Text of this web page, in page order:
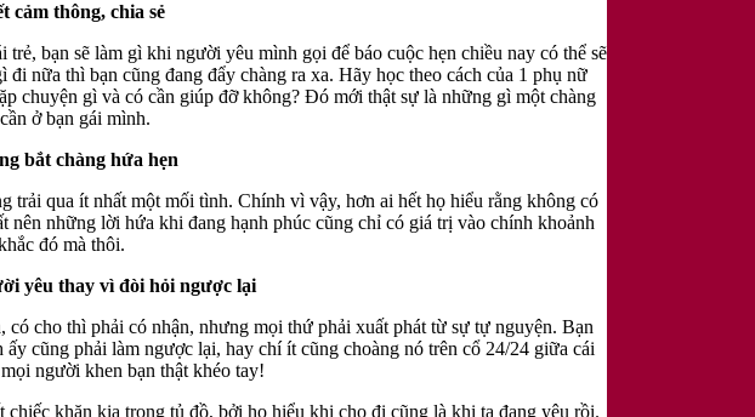
cảm thông, chia sẻ
bạn sẽ làm gì khi người yêu mình gọi để báo cuộc hẹn chiều nay có thể sẽ
nữa thì bạn cũng đang đẩy chàng ra xa. Hãy học theo cách của 1 phụ nữ
chuyện gì và có cần giúp đỡ không? Đó mới thật sự là những gì một chàng
ở bạn gái mình.
bắt chàng hứa hẹn
qua ít nhất một mối tình. Chính vì vậy, hơn ai hết họ hiểu rằng không có
những lời hứa khi đang hạnh phúc cũng chỉ có giá trị vào chính khoảnh
đó mà thôi.
yêu thay vì đòi hỏi ngược lại
cho thì phải có nhận, nhưng mọi thứ phải xuất phát từ sự tự nguyện. Bạn
cũng phải làm ngược lại, hay chí ít cũng choàng nó trên cổ 24/24 giữa cái
người khen bạn thật khéo tay!
khăn kia trong tủ đồ, bởi họ hiểu khi cho đi cũng là khi ta đang yêu rồi.